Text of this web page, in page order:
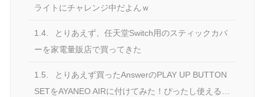
ライトにチャレンジ中だよんｗ
1.4.
とりあえず、任天堂Switch用のスティックカバ
ーを家電量販店で買ってきた
1.5.
とりあえず買ったAnswerのPLAY UP BUTTON
SETをAYANEO AIRに付けてみた！ぴったし使える…